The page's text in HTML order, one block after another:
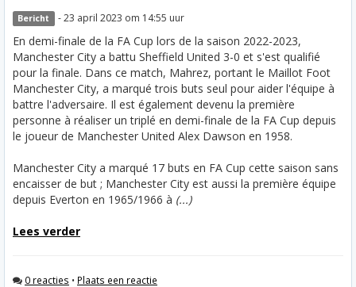
Bericht - 23 april 2023 om 14:55 uur
En demi-finale de la FA Cup lors de la saison 2022-2023,
Manchester City a battu Sheffield United 3-0 et s'est qualifié
pour la finale. Dans ce match, Mahrez, portant le Maillot Foot
Manchester City, a marqué trois buts seul pour aider l'équipe à
battre l'adversaire. Il est également devenu la première
personne à réaliser un triplé en demi-finale de la FA Cup depuis
le joueur de Manchester United Alex Dawson en 1958.
Manchester City a marqué 17 buts en FA Cup cette saison sans
encaisser de but ; Manchester City est aussi la première équipe
depuis Everton en 1965/1966 à (...)
Lees verder
0 reacties • Plaats een reactie